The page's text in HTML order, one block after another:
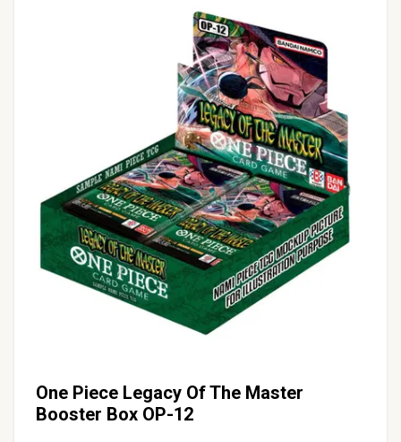
One Piece Legacy Of The Master
Booster Box OP-12